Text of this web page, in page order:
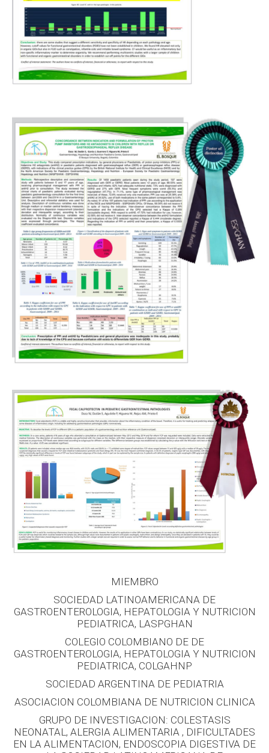
MIEMBRO
SOCIEDAD LATINOAMERICANA DE
GASTROENTEROLOGIA, HEPATOLOGIA Y NUTRICION
PEDIATRICA, LASPGHAN
COLEGIO COLOMBIANO DE DE
GASTROENTEROLOGIA, HEPATOLOGIA Y NUTRICION
PEDIATRICA, COLGAHNP
SOCIEDAD ARGENTINA DE PEDIATRIA
ASOCIACION COLOMBIANA DE NUTRICION CLINICA
GRUPO DE INVESTIGACION: COLESTASIS
NEONATAL, ALERGIA ALIMENTARIA , DIFICULTADES
EN LA ALIMENTACION, ENDOSCOPIA DIGESTIVA DE